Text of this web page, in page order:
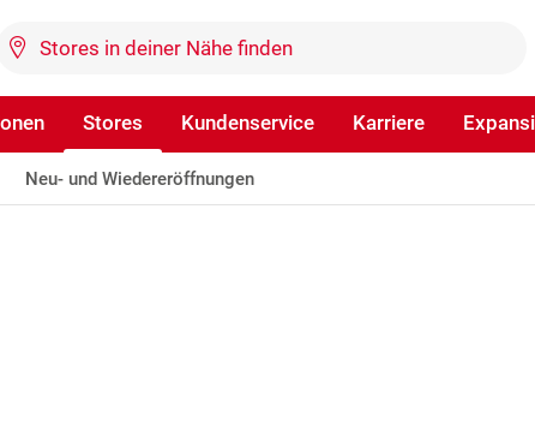
Stores Kundenservice Karriere
Neu- und Wiedereröffnungen